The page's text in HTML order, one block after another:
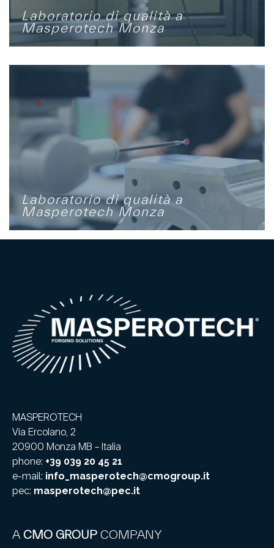
Laboratorio di qualità a
Masperotech Monza
Laboratorio di qualità a
Masperotech Monza
MASPEROTECH
Via Ercolano, 2
20900 Monza MB – Italia
phone: +39 039 20 45 21
e-mail: info_masperotech@cmogroup.it
pec: masperotech@pec.it
A CMO GROUP COMPANY